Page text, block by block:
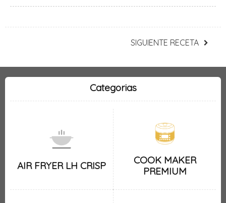
SIGUIENTE RECETA
Categorias
AIR FRYER LH CRISP
COOK MAKER
PREMIUM